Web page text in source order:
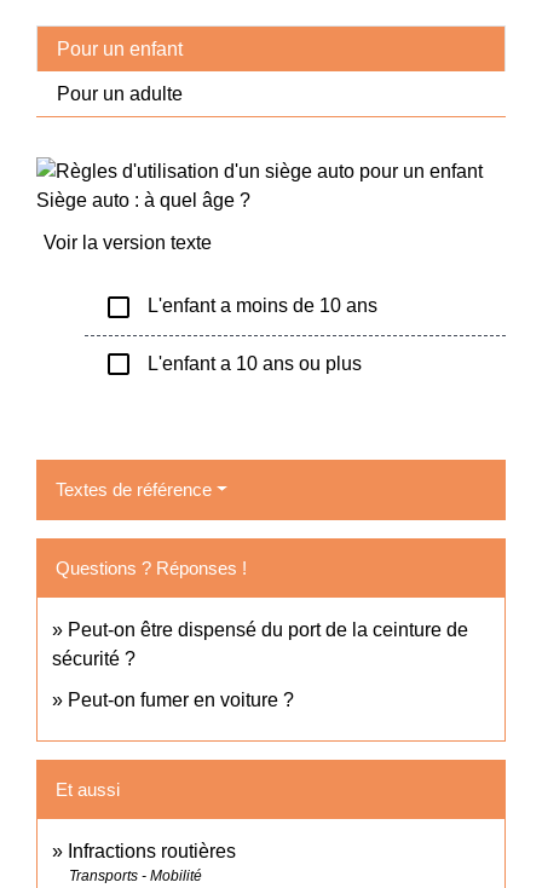
Pour un enfant
Pour un adulte
Siège auto : à quel âge ?
Voir la version texte
check_box_outline_blank L'enfant a moins de 10 ans
check_box_outline_blank L'enfant a 10 ans ou plus
Textes de référence
Questions ? Réponses !
Peut-on être dispensé du port de la ceinture de
sécurité ?
Peut-on fumer en voiture ?
Et aussi
Infractions routières
Transports - Mobilité